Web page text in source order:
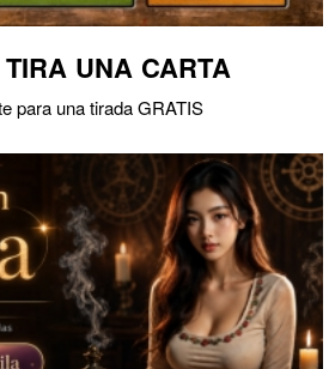
UNA CARTA
para una tirada GRATIS